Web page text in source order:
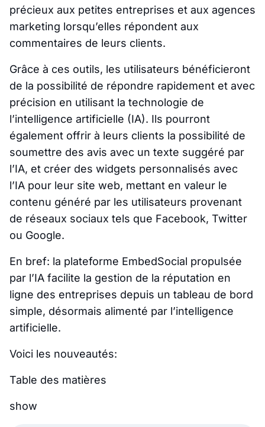
précieux aux petites entreprises et aux agences
marketing lorsqu’elles répondent aux
commentaires de leurs clients.
Grâce à ces outils, les utilisateurs bénéficieront
de la possibilité de répondre rapidement et avec
précision en utilisant la technologie de
l’intelligence artificielle (IA). Ils pourront
également offrir à leurs clients la possibilité de
soumettre des avis avec un texte suggéré par
l’IA, et créer des widgets personnalisés avec
l’IA pour leur site web, mettant en valeur le
contenu généré par les utilisateurs provenant
de réseaux sociaux tels que Facebook, Twitter
ou Google.
En bref: la plateforme EmbedSocial propulsée
par l’IA facilite la gestion de la réputation en
ligne des entreprises depuis un tableau de bord
simple, désormais alimenté par l’intelligence
artificielle.
Voici les nouveautés:
Table des matières
show